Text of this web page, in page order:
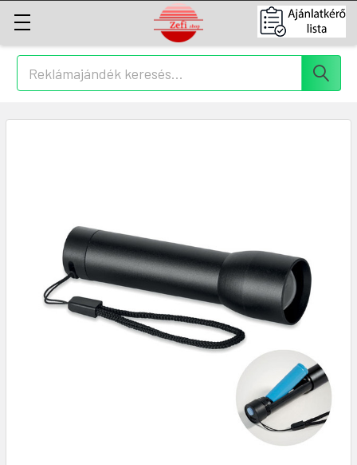
Keresés